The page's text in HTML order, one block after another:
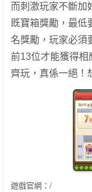
而刺激玩家不斷加
既寶箱獎勵，最低
名獎勵，玩家必須
前13位才能獲得相
齊玩，真係一絕！
遊戲官網：/